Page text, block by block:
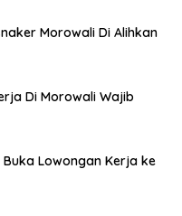
Morowali Di Alihkan
Di Morowali Wajib
Buka Lowongan Kerja ke